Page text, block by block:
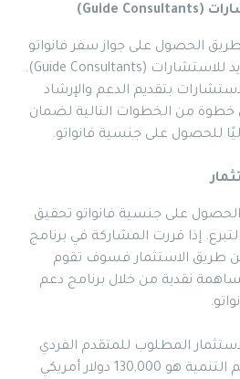
(
Guide Consultants
)
الحصول على جواز سفر فانواتو
هي التواصل مع جايد للاستشارات (Guide Consultants).
بتقديم الدعم والإرشاد
خطوة من الخطوات التالية لضمان
للحصول على جنسية فانواتو.
على جنسية فانواتو تحقيق
إذا قررت المشاركة في برنامج
طريق الاستثمار فسوف تقوم
نقدية من خلال برنامج دعم
المطلوب للمتقدم الفردي
من خلال برنامج دعم التنمية هو 130,000 دولار أمريكي